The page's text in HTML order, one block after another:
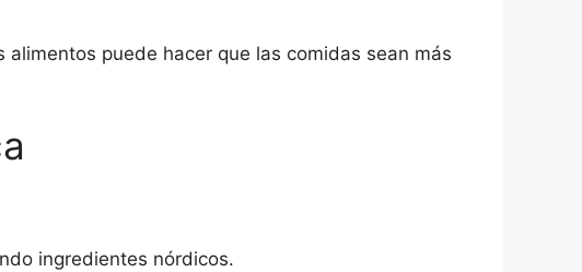
puede hacer que las comidas sean más
ingredientes nórdicos.